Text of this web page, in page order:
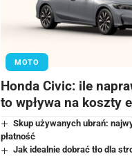
MOTO
Honda Civic: ile
to wpływa na koszty
Skup używanych ubrań:
płatność
Jak idealnie dobrać tło dla